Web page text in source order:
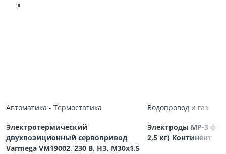
Автоматика - Термостатика
Электротермический
двухпозиционный сервопривод
Varmega VM19002, 230 В, НЗ, M30х1.5
Водопровод и газ
Электроды МР-3 ф
2,5 кг) Континент